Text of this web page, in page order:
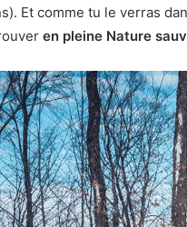
Et comme tu le verras
en pleine Nature